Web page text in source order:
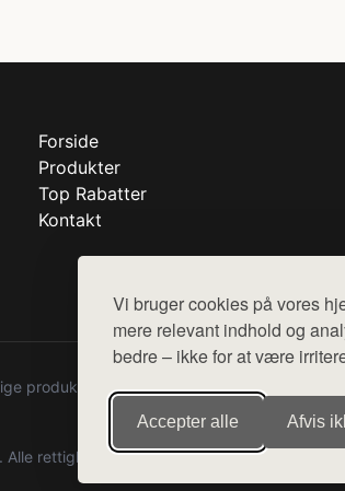
Vi bruger cookies på vores
mere relevant indhold og
bedre – ikke for at være
Accepter alle Afvis
Forside
Produkter
Top Rabatter
Kontakt
produkter fra diverse webshops. Der
rettigheder forbeholdes.